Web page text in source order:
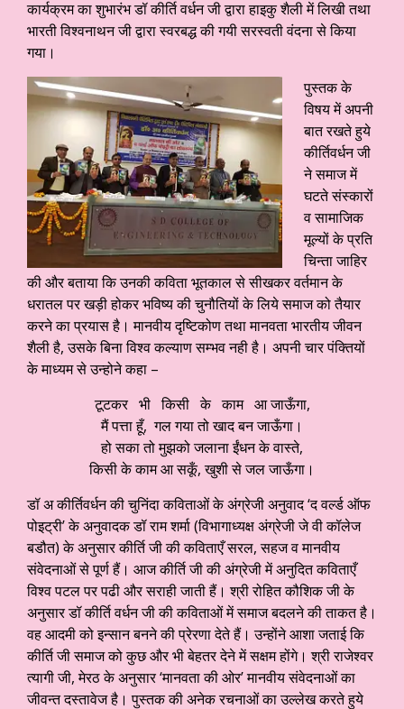
कार्यक्रम का शुभारंभ डॉ कीर्ति वर्धन जी द्वारा हाइकु शैली में लिखी तथा
भारती विश्वनाथन जी द्वारा स्वरबद्ध की गयी सरस्वती वंदना से किया
गया।
पुस्तक के
विषय में अपनी
बात रखते हुये
कीर्तिवर्धन जी
ने समाज में
घटते संस्कारों
व सामाजिक
मूल्यों के प्रति
चिन्ता जाहिर
की और बताया कि उनकी कविता भूतकाल से सीखकर वर्तमान के
धरातल पर खड़ी होकर भविष्य की चुनौतियों के लिये समाज को तैयार
करने का प्रयास है। मानवीय दृष्टिकोण तथा मानवता भारतीय जीवन
शैली है, उसके बिना विश्व कल्याण सम्भव नही है। अपनी चार पंक्तियों
के माध्यम से उन्होने कहा –
टूटकर भी किसी के काम आ जाऊँगा,
मैं पत्ता हूँ, गल गया तो खाद बन जाऊँगा।
हो सका तो मुझको जलाना ईंधन के वास्ते,
किसी के काम आ सकूँ, खुशी से जल जाऊँगा।
डॉ अ कीर्तिवर्धन की चुनिंदा कविताओं के अंग्रेजी अनुवाद ‘द वर्ल्ड ऑफ
पोइट्री’ के अनुवादक डॉ राम शर्मा (विभागाध्यक्ष अंग्रेजी जे वी कॉलेज
बडौत) के अनुसार कीर्ति जी की कविताएँ सरल, सहज व मानवीय
संवेदनाओं से पूर्ण हैं। आज कीर्ति जी की अंग्रेजी में अनुदित कविताएँ
विश्व पटल पर पढी और सराही जाती हैं। श्री रोहित कौशिक जी के
अनुसार डॉ कीर्ति वर्धन जी की कविताओं में समाज बदलने की ताकत है।
वह आदमी को इन्सान बनने की प्रेरणा देते हैं। उन्होंने आशा जताई कि
कीर्ति जी समाज को कुछ और भी बेहतर देने में सक्षम होंगे। श्री राजेश्वर
त्यागी जी, मेरठ के अनुसार ‘मानवता की ओर’ मानवीय संवेदनाओं का
जीवन्त दस्तावेज है। पुस्तक की अनेक रचनाओं का उल्लेख करते हुये